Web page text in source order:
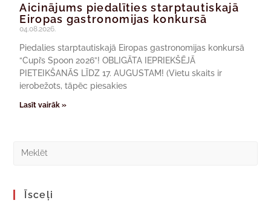
Aicinājums piedalīties starptautiskajā
Eiropas gastronomijas konkursā
04.08.2026.
Piedalies starptautiskajā Eiropas gastronomijas konkursā
“Cupi’s Spoon 2026”! OBLIGĀTA IEPRIEKŠĒJĀ
PIETEIKŠANĀS LĪDZ 17. AUGUSTAM! (Vietu skaits ir
ierobežots, tāpēc piesakies
Lasīt vairāk »
Īsceļi